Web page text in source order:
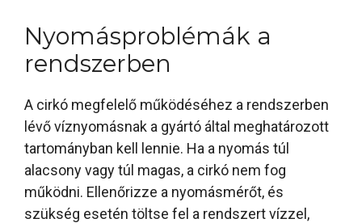
Nyomásproblémák a
rendszerben
A cirkó megfelelő működéséhez a rendszerben
lévő víznyomásnak a gyártó által meghatározott
tartományban kell lennie. Ha a nyomás túl
alacsony vagy túl magas, a cirkó nem fog
működni. Ellenőrizze a nyomásmérőt, és
szükség esetén töltse fel a rendszert vízzel,